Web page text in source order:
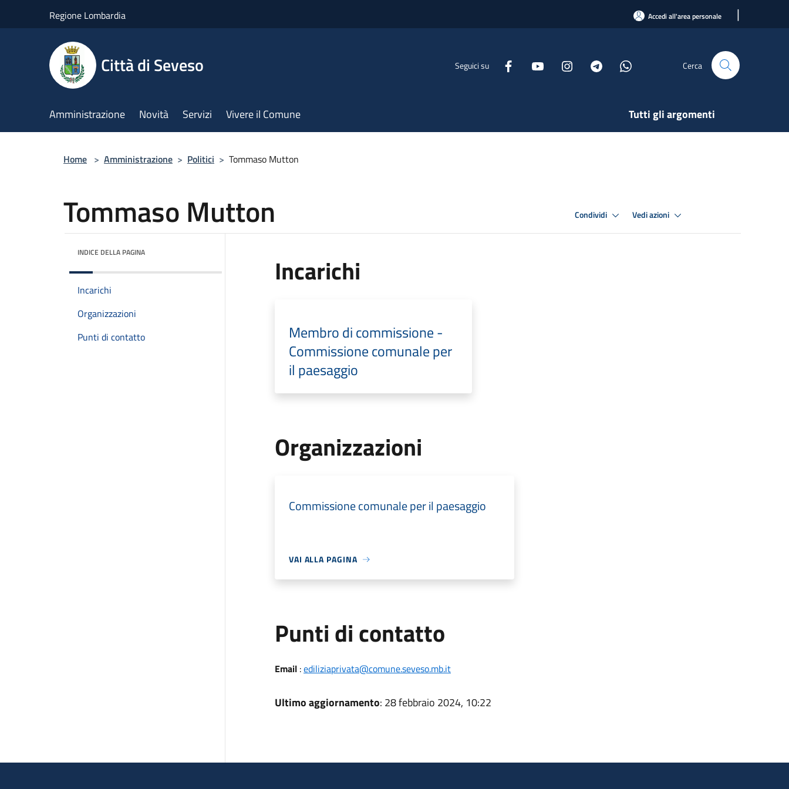
Regione Lombardia Accedi all'area personale |
Città di Seveso Seguici su Cerca
Amministrazione Novità Servizi Vivere il Comune Tutti gli argomenti
Home > Amministrazione > Politici > Tommaso Mutton
Tommaso Mutton Condividi Vedi azioni
INDICE DELLA PAGINA
Incarichi
Organizzazioni
Punti di contatto
Incarichi
Membro di commissione -
Commissione comunale per
il paesaggio
Organizzazioni
Commissione comunale per il paesaggio
VAI ALLA PAGINA
Punti di contatto
Email:ediliziaprivata@comune.seveso.mb.it
Ultimo aggiornamento: 28 febbraio 2024, 10:22